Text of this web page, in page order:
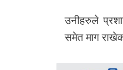
उनीहरुले
समेत माग